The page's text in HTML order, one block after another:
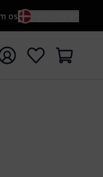
os